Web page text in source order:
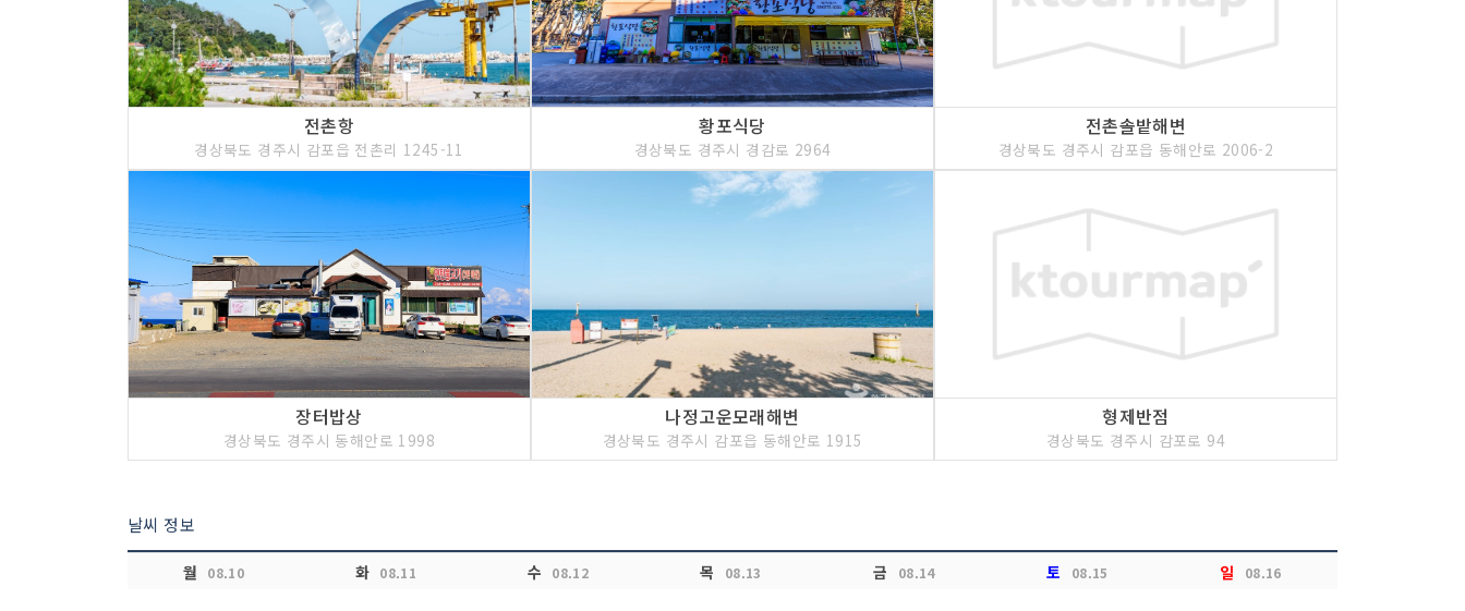
전촌항
경상북도 경주시 감포읍 전촌리 1245-11
황포식당
경상북도 경주시 경감로 2964
전촌솔밭해변
경상북도 경주시 감포읍 동해안로 2006-2
장터밥상
경상북도 경주시 동해안로 1998
나정고운모래해변
경상북도 경주시 감포읍 동해안로 1915
형제반점
경상북도 경주시 감포로 94
날씨 정보
월 08.10 화 08.11 수 08.12 목 08.13 금 08.14 토 08.15 일 08.16